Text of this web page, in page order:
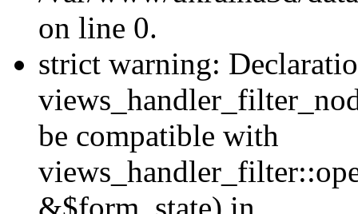
on line 0.
strict warning:
be compatible with
&$form_state) in